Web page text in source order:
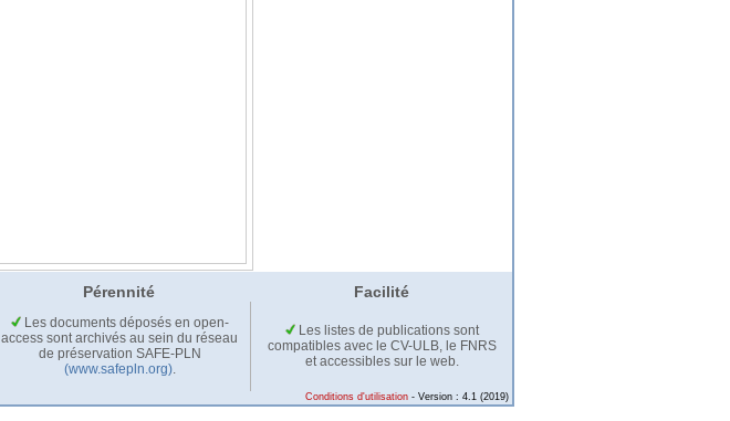
Pérennité Facilité
Les documents déposés en open-
access sont archivés au sein du réseau
de préservation SAFE-PLN
(www.safepln.org).
Les listes de publications sont
compatibles avec le CV-ULB, le FNRS
et accessibles sur le web.
Conditions d'utilisation - Version : 4.1 (2019)